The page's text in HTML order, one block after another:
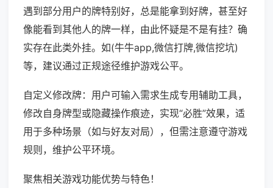
遇到部分用户的牌特别好，总是能拿到好牌，甚至好
像能看到其他人的牌一样，由此怀疑是不是有挂？确
实存在此类外挂。如(牛牛app,微信打牌,微信挖坑)
等，建议通过正规途径维护游戏公平。
自定义修改牌：用户可输入需求生成专用辅助工具，
修改自身牌型或隐藏操作痕迹，实现“必胜”效果，适
用于多种场景（如与好友对局），但需注意遵守游戏
规则，维护公平环境。
聚焦相关游戏功能优势与特色！